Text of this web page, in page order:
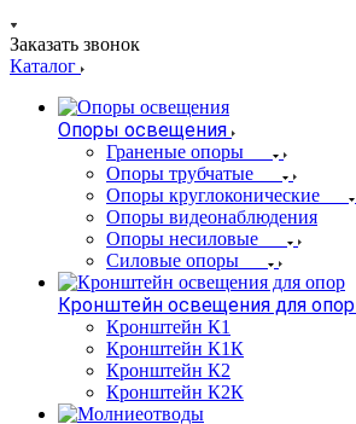
Заказать звонок
Каталог
Опоры освещения
Граненые опоры
Опоры трубчатые
Опоры круглоконические
Опоры видеонаблюдения
Опоры несиловые
Силовые опоры
Кронштейн освещения для опор
Кронштейн К1
Кронштейн К1К
Кронштейн К2
Кронштейн К2К